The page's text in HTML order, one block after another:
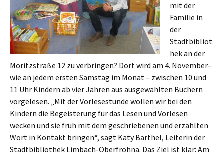
mit der
Familie in
der
Stadtbibliot
hek an der
Moritzstraße 12 zu verbringen? Dort wird am 4. November–
wie an jedem ersten Samstag im Monat – zwischen 10 und
11 Uhr Kindern ab vier Jahren aus ausgewählten Büchern
vorgelesen. „Mit der Vorlesestunde wollen wir bei den
Kindern die Begeisterung für das Lesen und Vorlesen
wecken und sie früh mit dem geschriebenen und erzählten
Wort in Kontakt bringen“, sagt Katy Barthel, Leiterin der
Stadtbibliothek Limbach-Oberfrohna. Das Ziel ist klar: Am